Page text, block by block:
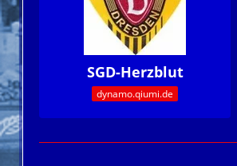
SGD-Herzblut
dynamo.qiumi.de